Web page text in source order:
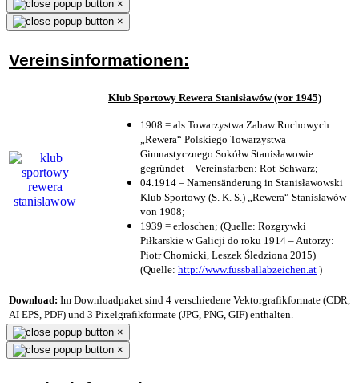
×
×
Vereinsinformationen:
Klub Sportowy Rewera Stanisławów (vor 1945)
1908 = als Towarzystwa Zabaw Ruchowych
„Rewera“ Polskiego Towarzystwa
Gimnastycznego Sokółw Stanisławowie
gegründet – Vereinsfarben: Rot-Schwarz;
04.1914 = Namensänderung in Stanisławowski
Klub Sportowy (S. K. S.) „Rewera“ Stanisławów
von 1908;
1939 = erloschen; (Quelle: Rozgrywki
Piłkarskie w Galicji do roku 1914 – Autorzy:
Piotr Chomicki, Leszek Śledziona 2015)
(Quelle: http://www.fussballabzeichen.at )
Download: Im Downloadpaket sind 4 verschiedene Vektorgrafikformate (CDR,
AI EPS, PDF) und 3 Pixelgrafikformate (JPG, PNG, GIF) enthalten.
×
×